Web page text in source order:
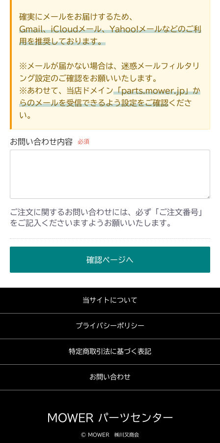
確実にメールをお届けするため、
Gmail、iCloudメール、Yahoo!メールなどのご利
用を推奨しております。
※メールが届かない場合は、迷惑メールフィルタリ
ング設定のご確認をお願いいたします。
※あわせて、当店ドメイン「parts.mower.jp」か
らのメールを受信できるよう設定をご確認くださ
い。
お問い合わせ内容 必須
ご注文に関するお問い合わせには、必ず「ご注文番号」
をご記入くださいますようお願いいたします。
確認ページへ
当サイトについて
プライバシーポリシー
特定商取引法に基づく表記
お問い合わせ
MOWER パーツセンター
© MOWER ㈱川又商会